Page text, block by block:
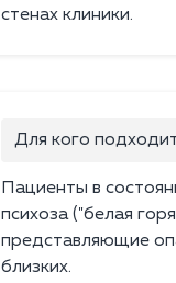
стенах клиники.
Для кого
Пациенты в
психоза ("белая
представляющие
близких.